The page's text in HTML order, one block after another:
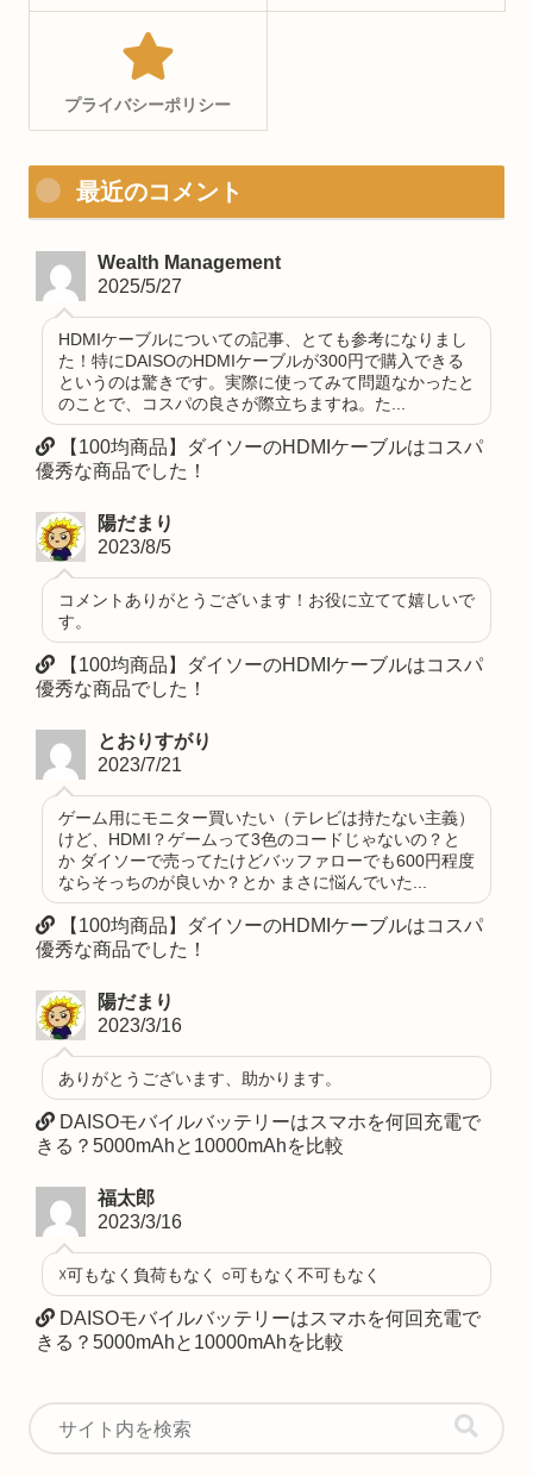
プライバシーポリシー
最近のコメント
Wealth Management
2025/5/27
HDMIケーブルについての記事、とても参考になりまし
た！特にDAISOのHDMIケーブルが300円で購入できる
というのは驚きです。実際に使ってみて問題なかったと
のことで、コスパの良さが際立ちますね。た...
【100均商品】ダイソーのHDMIケーブルはコスパ
優秀な商品でした！
陽だまり
2023/8/5
コメントありがとうございます！お役に立てて嬉しいで
す。
【100均商品】ダイソーのHDMIケーブルはコスパ
優秀な商品でした！
とおりすがり
2023/7/21
ゲーム用にモニター買いたい（テレビは持たない主義）
けど、HDMI？ゲームって3色のコードじゃないの？と
か ダイソーで売ってたけどバッファローでも600円程度
ならそっちのが良いか？とか まさに悩んでいた...
【100均商品】ダイソーのHDMIケーブルはコスパ
優秀な商品でした！
陽だまり
2023/3/16
ありがとうございます、助かります。
DAISOモバイルバッテリーはスマホを何回充電で
きる？5000mAhと10000mAhを比較
福太郎
2023/3/16
☓可もなく負荷もなく ○可もなく不可もなく
DAISOモバイルバッテリーはスマホを何回充電で
きる？5000mAhと10000mAhを比較